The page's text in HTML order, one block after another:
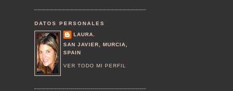
DATOS PERSONALES
LAURA.
SAN JAVIER, MURCIA,
SPAIN
VER TODO MI PERFIL